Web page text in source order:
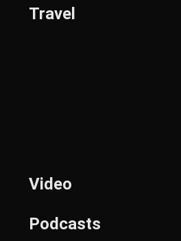
Travel
Video
Podcasts